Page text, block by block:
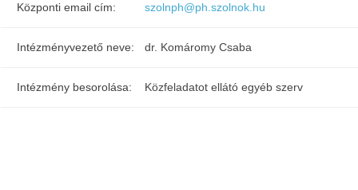
Központi email cím: szolnph@ph.szolnok.hu
Intézményvezető neve: dr. Komáromy Csaba
Intézmény besorolása: Közfeladatot ellátó egyéb szerv